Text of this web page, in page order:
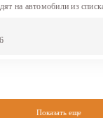
на автомобили из
Показать еще